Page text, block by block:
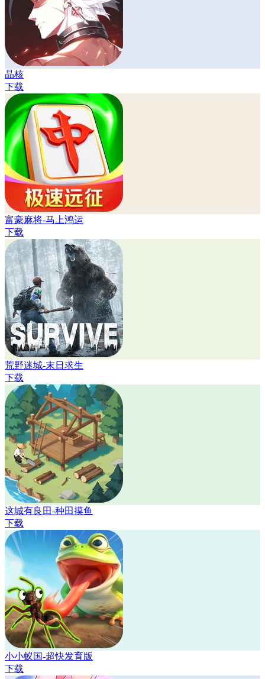
晶核
下载
富豪麻将-马上鸿运
下载
荒野迷城-末日求生
下载
这城有良田-种田摸鱼
下载
小小蚁国-超快发育版
下载